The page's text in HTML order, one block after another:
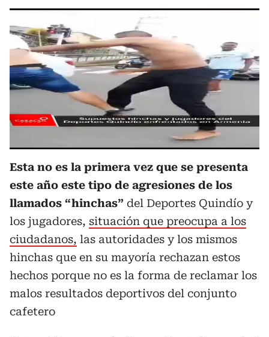
Esta no es la primera vez que se presenta
este año este tipo de agresiones de los
llamados “hinchas” del Deportes Quindío y
los jugadores, situación que preocupa a los
ciudadanos, las autoridades y los mismos
hinchas que en su mayoría rechazan estos
hechos porque no es la forma de reclamar los
malos resultados deportivos del conjunto
cafetero